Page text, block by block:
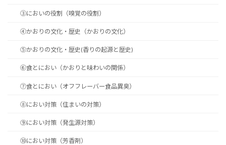
③においの役割（嗅覚の役割）
④かおりの文化・歴史（かおりの文化）
⑤かおりの文化・歴史(香りの起源と歴史)
⑥食とにおい（かおりと味わいの関係）
⑦食とにおい（オフフレーバー食品異臭）
⑧におい対策（住まいの対策）
⑨におい対策（発生源対策）
⑩におい対策（芳香剤）